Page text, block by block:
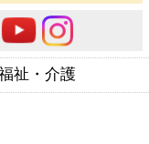
祉・介護